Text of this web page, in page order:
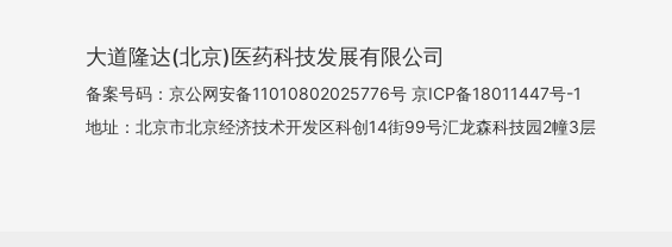
大道隆达(北京)医药科技发展有限公司
备案号码： 京公网安备11010802025776号 京ICP备18011447号-1
地址：北京市北京经济技术开发区科创14街99号汇龙森科技园2幢3层